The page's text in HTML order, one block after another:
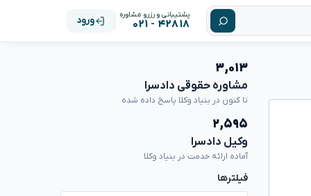
پشتیبانی و رزرو مشاوره
۴۲۸۱۸ - ۰۲۱ ورود
۳,۰۱۳
مشاوره حقوقی دادسرا
تا کنون در بنیاد وکلا پاسخ داده شده
۲,۵۹۵
وکیل دادسرا
آماده ارائه خدمت در بنیاد وکلا
فیلترها